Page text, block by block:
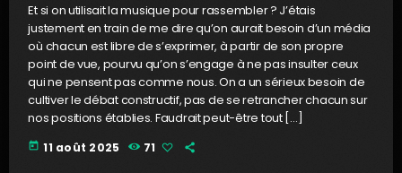
Et si on utilisait la musique pour rassembler ? J’étais
justement en train de me dire qu’on aurait besoin d’un média
où chacun est libre de s’exprimer, à partir de son propre
point de vue, pourvu qu’on s’engage à ne pas insulter ceux
qui ne pensent pas comme nous. On a un sérieux besoin de
cultiver le débat constructif, pas de se retrancher chacun sur
nos positions établies. Faudrait peut-être tout […]
today 11 août 2025 71